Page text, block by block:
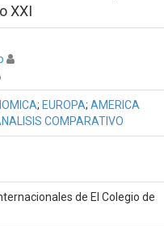
XXI
; EUROPA; AMERICA
COMPARATIVO
de El Colegio de